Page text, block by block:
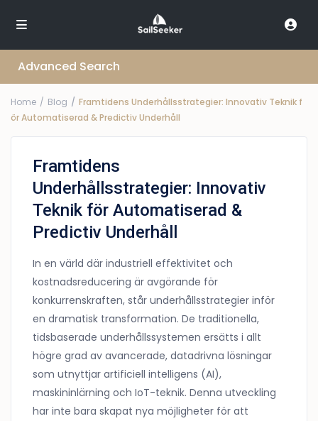
Advanced Search
Home Blog
Framtidens Underhållsstrategier: Innovativ Teknik f
ör Automatiserad & Predictiv Underhåll
Framtidens
Underhållsstrategier: Innovativ
Teknik för Automatiserad &
Predictiv Underhåll
In en värld där industriell effektivitet och
kostnadsreducering är avgörande för
konkurrenskraften, står underhållsstrategier inför
en dramatisk transformation. De traditionella,
tidsbaserade underhållssystemen ersätts i allt
högre grad av avancerade, datadrivna lösningar
som utnyttjar artificiell intelligens (AI),
maskininlärning och IoT-teknik. Denna utveckling
har inte bara skapat nya möjligheter för att